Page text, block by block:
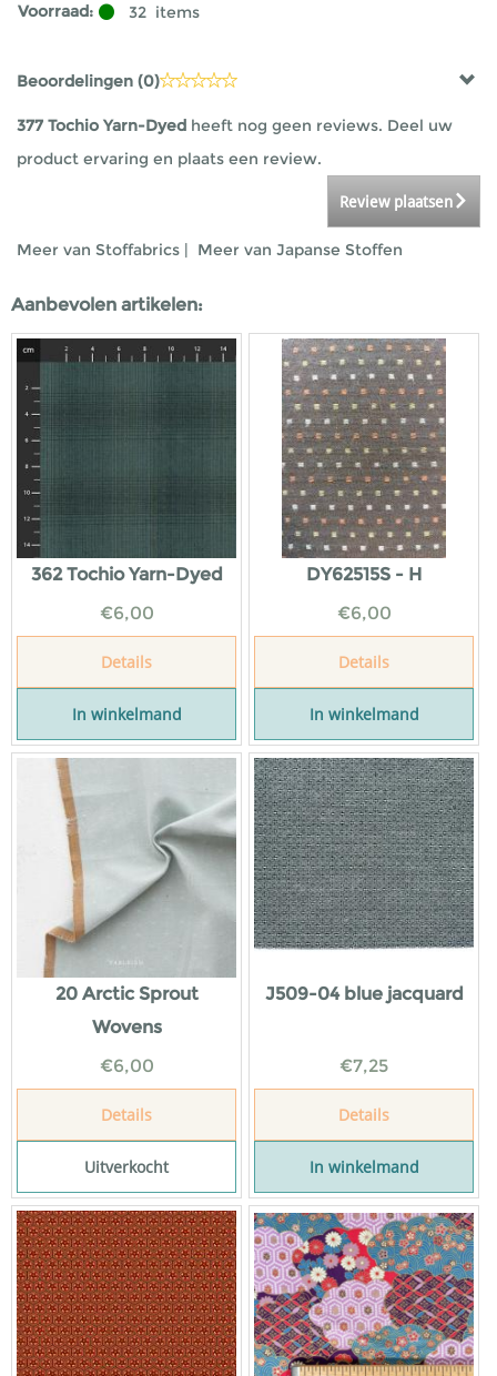
Voorraad: 32 items
Beoordelingen (0)
377 Tochio Yarn-Dyed heeft nog geen reviews. Deel uw
product ervaring en plaats een review.
Review plaatsen
Meer van Stoffabrics | Meer van Japanse Stoffen
Aanbevolen artikelen:
362 Tochio Yarn-Dyed
€6,00
Details
In winkelmand
DY62515S - H
€6,00
Details
In winkelmand
20 Arctic Sprout
Wovens
€6,00
Details
Uitverkocht
J509-04 blue jacquard
€7,25
Details
In winkelmand